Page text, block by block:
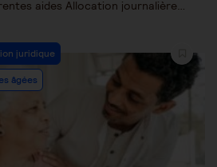
aides Allocation journalière…
juridique
âgées